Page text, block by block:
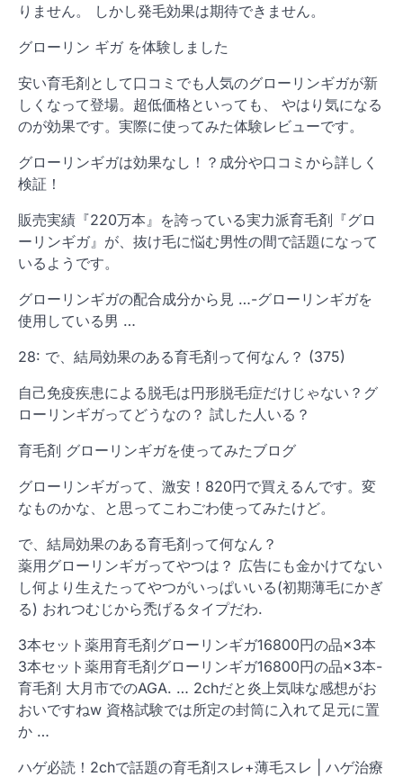
りません。 しかし発毛効果は期待できません。
グローリン ギガ を体験しました
安い育毛剤として口コミでも人気のグローリンギガが新
しくなって登場。超低価格といっても、 やはり気になる
のが効果です。実際に使ってみた体験レビューです。
グローリンギガは効果なし！？成分や口コミから詳しく
検証！
販売実績『220万本』を誇っている実力派育毛剤『グロ
ーリンギガ』が、抜け毛に悩む男性の間で話題になって
いるようです。
グローリンギガの配合成分から見 …-グローリンギガを
使用している男 …
28: で、結局効果のある育毛剤って何なん？ (375)
自己免疫疾患による脱毛は円形脱毛症だけじゃない？グ
ローリンギガってどうなの？ 試した人いる？
育毛剤 グローリンギガを使ってみたブログ
グローリンギガって、激安！820円で買えるんです。変
なものかな、と思ってこわごわ使ってみたけど。
で、結局効果のある育毛剤って何なん？
薬用グローリンギガってやつは？ 広告にも金かけてない
し何より生えたってやつがいっぱいいる(初期薄毛にかぎ
る) おれつむじから禿げるタイプだわ.
3本セット薬用育毛剤グローリンギガ16800円の品×3本
3本セット薬用育毛剤グローリンギガ16800円の品×3本-
育毛剤 大月市でのAGA. … 2chだと炎上気味な感想がお
おいですねw 資格試験では所定の封筒に入れて足元に置
か …
ハゲ必読！2chで話題の育毛剤スレ+薄毛スレ | ハゲ治療